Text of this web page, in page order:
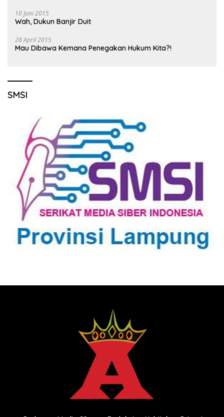
10 Juni 2015
Wah, Dukun Banjir Duit
28 April 2015
Mau Dibawa Kemana Penegakan Hukum Kita?!
SMSI